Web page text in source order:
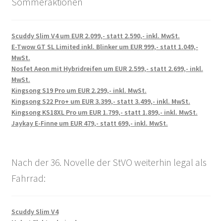
Scuddy Slim V4 um EUR 2.099,- statt 2.590,- inkl. MwSt.
E-Twow GT SL Limited inkl. Blinker um EUR 999,- statt 1.049,-
MwSt.
Nosfet Aeon mit Hybridreifen um EUR 2.599,- statt 2.699,- inkl.
MwSt.
Kingsong S19 Pro um EUR 2.299,- inkl. MwSt.
Kingsong S22 Pro+ um EUR 3.399,- statt 3.499,- inkl. MwSt.
Kingsong KS18XL Pro um EUR 1.799,- statt 1.899,- inkl. MwSt.
Jaykay E-Finne um EUR 479,- statt 699,- inkl. MwSt.
Nach der 36. Novelle der StVO weiterhin legal als
Fahrrad:
Scuddy Slim V4